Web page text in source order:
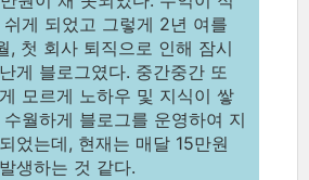
게 되었고 그렇게 2년 여를
, 첫 회사 퇴직으로 인해 잠시
게 블로그였다. 중간중간 또
모르게 노하우 및 지식이 쌓
월하게 블로그를 운영하여 지
었는데, 현재는 매달 15만원
생하는 것 같다.